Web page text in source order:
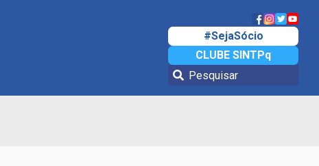
#SejaSócio
CLUBE SINTPq